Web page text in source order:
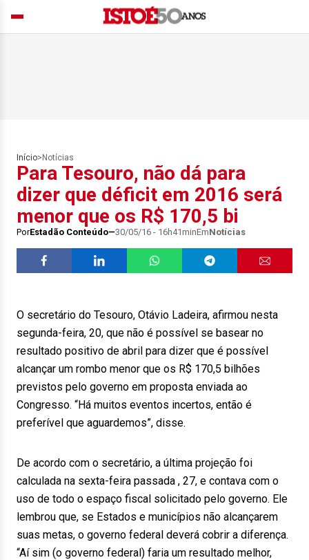
Início> Notícias
Para Tesouro, não dá para
dizer que déficit em 2016 será
menor que os R$ 170,5 bi
PorEstadão Conteúdo 30/05/16 - 16h41minEmNotícias
O secretário do Tesouro, Otávio Ladeira, afirmou nesta
segunda-feira, 20, que não é possível se basear no
resultado positivo de abril para dizer que é possível
alcançar um rombo menor que os R$ 170,5 bilhões
previstos pelo governo em proposta enviada ao
Congresso. “Há muitos eventos incertos, então é
preferível que aguardemos”, disse.
De acordo com o secretário, a última projeção foi
calculada na sexta-feira passada , 27, e contava com o
uso de todo o espaço fiscal solicitado pelo governo. Ele
lembrou que, se Estados e municípios não alcançarem
suas metas, o governo federal deverá cobrir a diferença.
“Aí sim (o governo federal) faria um resultado melhor,